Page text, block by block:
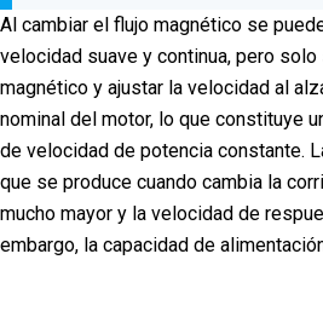
Al cambiar el flujo magnético se
velocidad suave y continua, pero
magnético y ajustar la velocidad al
nominal del motor, lo que constituye
de velocidad de potencia constante.
que se produce cuando cambia la
mucho mayor y la velocidad de
embargo, la capacidad de